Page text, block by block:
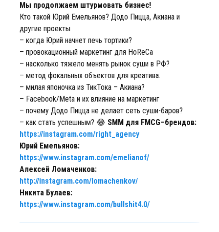
Мы продолжаем штурмовать бизнес!
Кто такой Юрий Емельянов? Додо Пицца, Акиана и
другие проекты
– когда Юрий начнет печь тортики?
– провокационный маркетинг для HoReCa
– насколько тяжело менять рынок суши в РФ?
– метод фокальных объектов для креатива.
– милая японочка из ТикТока – Акиана?
– Facebook/Meta и их влияние на маркетинг
– почему Додо Пицца не делает сеть суши-баров?
– как стать успешным? 😂 SMM для FMCG–брендов:
https://instagram.com/right_agency
Юрий Емельянов:
https://www.instagram.com/emelianof/
Алексей Ломаченков:
http://instagram.com/lomachenkov/
Никита Булаев:
https://www.instagram.com/bullshit4.0/